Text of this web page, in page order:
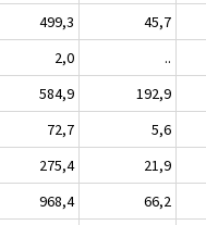
499,3
45,7
2,0
..
584,9
192,9
72,7
5,6
275,4
21,9
968,4
66,2